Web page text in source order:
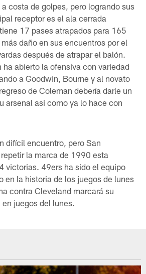
costa de golpes, pero logrando sus
receptor es el ala cerrada
17 pases atrapados para 165
daño en sus encuentros por el
después de atrapar el balón.
ha abierto la ofensiva con variedad
a Goodwin, Bourne y al novato
de Coleman debería darle un
arsenal asi como ya lo hace con
difícil encuentro, pero San
la marca de 1990 esta
victorias. 49ers ha sido el equipo
en la historia de los juegos de lunes
contra Cleveland marcará su
juegos del lunes.